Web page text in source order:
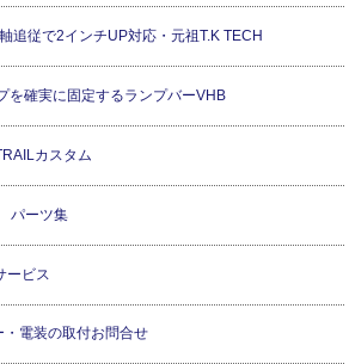
追従で2インチUP対応・元祖T.K TECH
を確実に固定するランプバーVHB
カスタム
パーツ集
ービス
電装の取付お問合せ